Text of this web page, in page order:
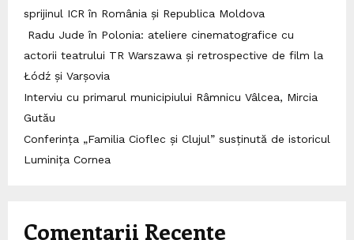
sprijinul ICR în România și Republica Moldova
Radu Jude în Polonia: ateliere cinematografice cu
actorii teatrului TR Warszawa și retrospective de film la
Łódź și Varșovia
Interviu cu primarul municipiului Râmnicu Vâlcea, Mircia
Gutău
Conferința „Familia Cioflec și Clujul” susținută de istoricul
Luminița Cornea
Comentarii Recente